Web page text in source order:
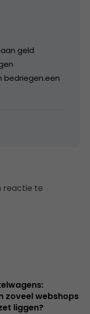
geld
bedriegen.een
reactie te
zoveel webshops
liggen?